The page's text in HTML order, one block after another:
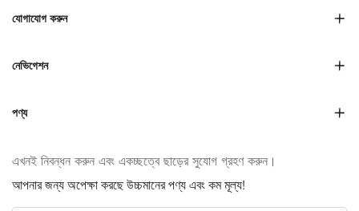
যোগাযোগ করুন
নেভিগেশন
পণ্য
এখনই নিবন্ধন করুন এবং একচ্ছত্বে ছাড়ের সুযোগ গ্রহণ করুন।
আপনার জন্য অপেক্ষা করছে উচ্চমানের পণ্য এবং কম মূল্য!